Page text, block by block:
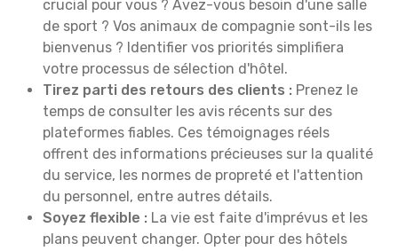
crucial pour vous ? Avez-vous besoin d'une salle
de sport ? Vos animaux de compagnie sont-ils les
bienvenus ? Identifier vos priorités simplifiera
votre processus de sélection d'hôtel.
Tirez parti des retours des clients : Prenez le
temps de consulter les avis récents sur des
plateformes fiables. Ces témoignages réels
offrent des informations précieuses sur la qualité
du service, les normes de propreté et l'attention
du personnel, entre autres détails.
Soyez flexible : La vie est faite d'imprévus et les
plans peuvent changer. Opter pour des hôtels